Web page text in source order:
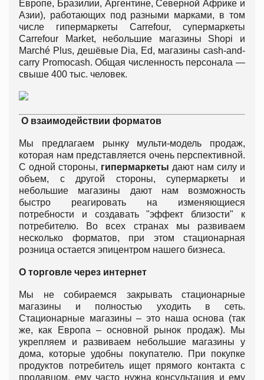
Европе, Бразилии, Аргентине, Северной Африке и
Азии), работающих под разными марками, в том
числе гипермаркеты Carrefour, супермаркеты
Carrefour Market, небольшие магазины Shopi и
Marché Plus, дешёвые Dia, Ed, магазины cash-and-
carry Promocash. Общая численность персонала —
свыше 400 тыс. человек.
О взаимодействии форматов
Мы предлагаем рынку мульти-модель продаж,
которая нам представляется очень перспективной.
С одной стороны, гипермаркеты дают нам силу и
объем, с другой стороны, супермаркеты и
небольшие магазины дают нам возможность
быстро реагировать на изменяющиеся
потребности и создавать "эффект близости" к
потребителю. Во всех странах мы развиваем
несколько форматов, при этом стационарная
розница остается эпицентром нашего бизнеса.
О торговле через интернет
Мы не собираемся закрывать стационарные
магазины и полностью уходить в сеть.
Стационарные магазины – это наша основа (так
же, как Европа – основной рынок продаж). Мы
укрепляем и развиваем небольшие магазины у
дома, которые удобны покупателю. При покупке
продуктов потребитель ищет прямого контакта с
продавцом, ему часто нужна консультация и ему